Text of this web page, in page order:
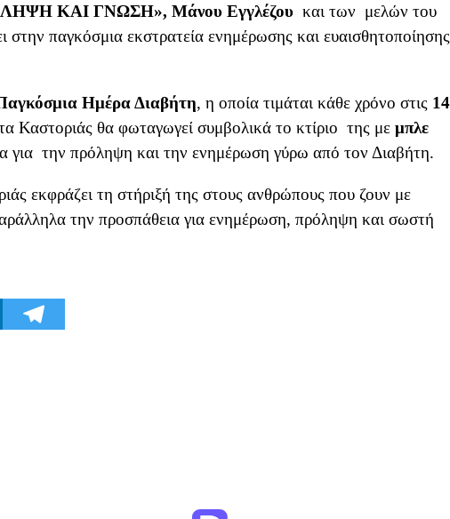
ΚΑΙ ΓΝΩΣΗ», Μάνου Εγγλέζου και των μελών του
στην παγκόσμια εκστρατεία ενημέρωσης και ευαισθητοποίησης
Ημέρα Διαβήτη, η οποία τιμάται κάθε χρόνο στις 14
Καστοριάς θα φωταγωγεί συμβολικά το κτίριο της με μπλε
για την πρόληψη και την ενημέρωση γύρω από τον Διαβήτη.
εκφράζει τη στήριξή της στους ανθρώπους που ζουν με
την προσπάθεια για ενημέρωση, πρόληψη και σωστή